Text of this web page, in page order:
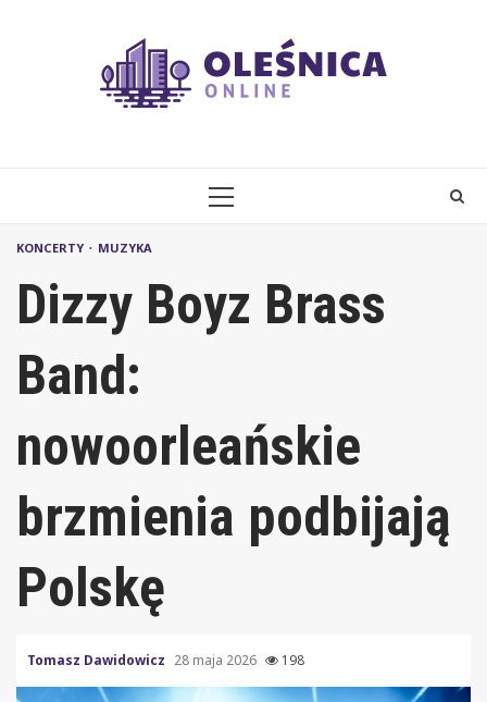
PRIMARY
KONCERTY MUZYKA
Dizzy Boyz Brass
Band:
nowoorleańskie
brzmienia podbijają
Polskę
Tomasz Dawidowicz 28 maja 2026 198